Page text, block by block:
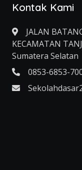
Kontak Kami
JALAN
KECAMATAN
Sumatera Selatan
0853-6853-